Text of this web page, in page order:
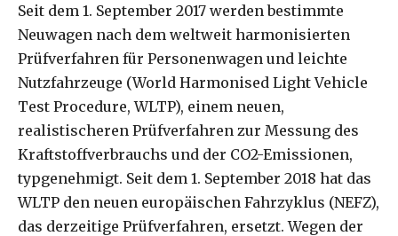
Seit dem 1. September 2017 werden bestimmte
Neuwagen nach dem weltweit harmonisierten
Prüfverfahren für Personenwagen und leichte
Nutzfahrzeuge (World Harmonised Light Vehicle
Test Procedure, WLTP), einem neuen,
realistischeren Prüfverfahren zur Messung des
Kraftstoffverbrauchs und der CO2-Emissionen,
typgenehmigt. Seit dem 1. September 2018 hat das
WLTP den neuen europäischen Fahrzyklus (NEFZ),
das derzeitige Prüfverfahren, ersetzt. Wegen der